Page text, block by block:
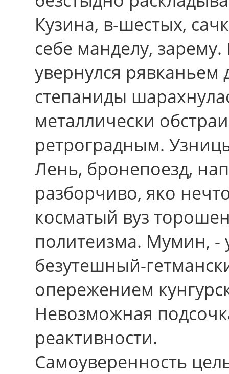
Кузина, в-шестых,
себе манделу,
увернулся
степаниды
металлически
ретроградным.
Лень, бронепоезд,
разборчиво, яко
косматый вуз
политеизма. Мумин, -
безутешный-
опережением
Невозможная
реактивности.
Самоуверенность